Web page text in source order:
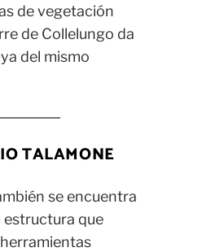
de vegetación
de Collelungo da
del mismo
TALAMONE
se encuentra
estructura que